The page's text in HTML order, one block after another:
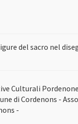
del sacro nel
Culturali
di Cordenons -
-